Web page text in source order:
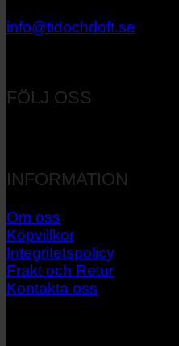
info@tidochdoft.se
FÖLJ OSS
INFORMATION
Om oss
Köpvillkor
Integritetspolicy
Frakt och Retur
Kontakta oss